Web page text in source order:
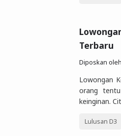
Terbaru
Diposkan oleh
Lowongan
orang
keinginan.
Lulusan D3